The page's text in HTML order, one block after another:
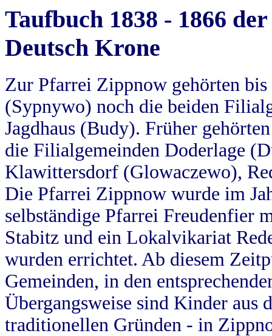
Taufbuch 1838 - 1866
Deutsch Krone
Zur Pfarrei Zippnow gehörten
(Sypnywo) noch die beiden
Jagdhaus (Budy). Früher
die Filialgemeinden Doderlage
Klawittersdorf (Glowaczewo),
Die Pfarrei Zippnow wurde im
selbständige Pfarrei Freudenfier
Stabitz und ein Lokalvikariat
wurden errichtet. Ab diesem
Gemeinden, in den
Übergangsweise sind Kinder aus
traditionellen Gründen - in